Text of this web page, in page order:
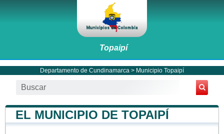
Topaipí
Departamento de Cundinamarca > Municipio Topaipí
EL MUNICIPIO DE TOPAIPÍ